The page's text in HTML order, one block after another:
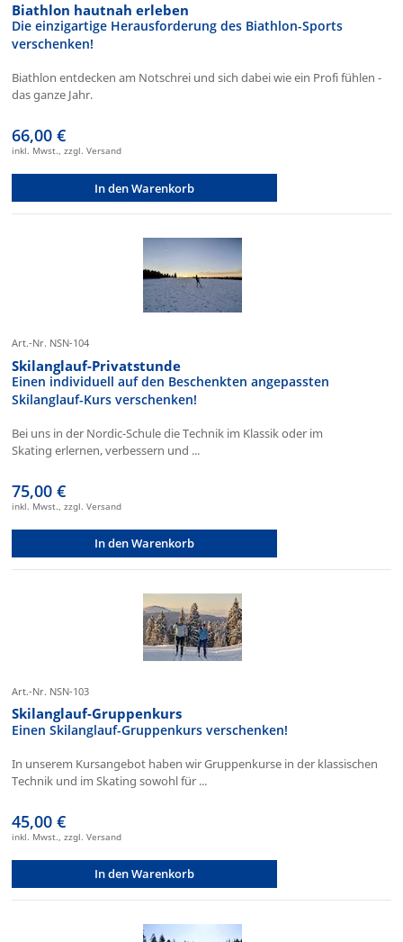
Biathlon hautnah erleben
Die einzigartige Herausforderung des Biathlon-Sports
verschenken!
Biathlon entdecken am Notschrei und sich dabei wie ein Profi fühlen -
das ganze Jahr.
66,00 €
inkl. Mwst., zzgl. Versand
In den Warenkorb
Art.-Nr. NSN-104
Skilanglauf-Privatstunde
Einen individuell auf den Beschenkten angepassten
Skilanglauf-Kurs verschenken!
Bei uns in der Nordic-Schule die Technik im Klassik oder im
Skating erlernen, verbessern und ...
75,00 €
inkl. Mwst., zzgl. Versand
In den Warenkorb
Art.-Nr. NSN-103
Skilanglauf-Gruppenkurs
Einen Skilanglauf-Gruppenkurs verschenken!
In unserem Kursangebot haben wir Gruppenkurse in der klassischen
Technik und im Skating sowohl für ...
45,00 €
inkl. Mwst., zzgl. Versand
In den Warenkorb